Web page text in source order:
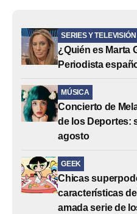
SERIES Y TELEVISIÓN
¿Quién es Marta
Periodista
MÚSICA
Concierto de
de los Deportes:
agosto
GEEK
Chicas
características
amada serie de